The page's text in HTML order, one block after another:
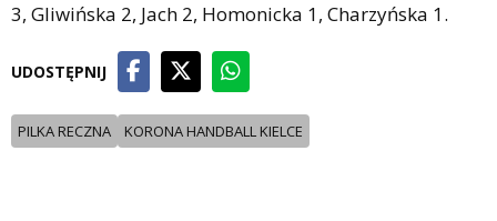
3, Gliwińska 2, Jach 2, Homonicka 1, Charzyńska 1.
UDOSTĘPNIJ
PILKA RECZNA KORONA HANDBALL KIELCE